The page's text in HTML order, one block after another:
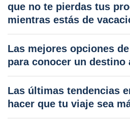
que no te pierdas tus
mientras estás de
Las mejores opciones
para conocer un destino
Las últimas tendencias
hacer que tu viaje sea